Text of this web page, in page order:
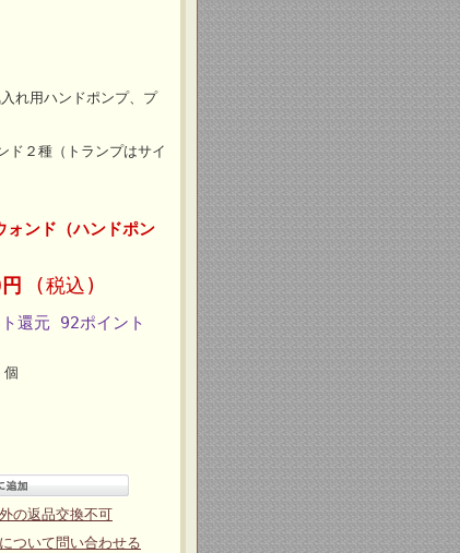
れ用ハンドポンプ、プ
ド２種（トランプはサイ
ォンド（ハンドポン
(税込)
還元 92ポイント
個
の返品交換不可
ついて問い合わせる